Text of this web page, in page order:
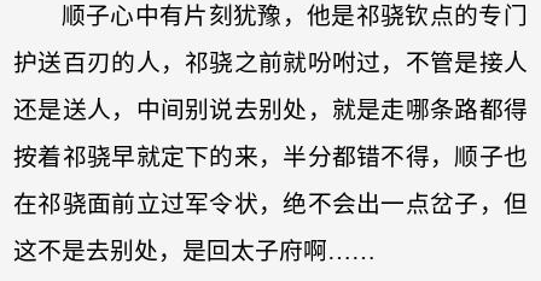
顺子心中有片刻犹豫，他是祁骁钦点的专门
护送百刃的人，祁骁之前就吩咐过，不管是接人
还是送人，中间别说去别处，就是走哪条路都得
按着祁骁早就定下的来，半分都错不得，顺子也
在祁骁面前立过军令状，绝不会出一点岔子，但
这不是去别处，是回太子府啊……